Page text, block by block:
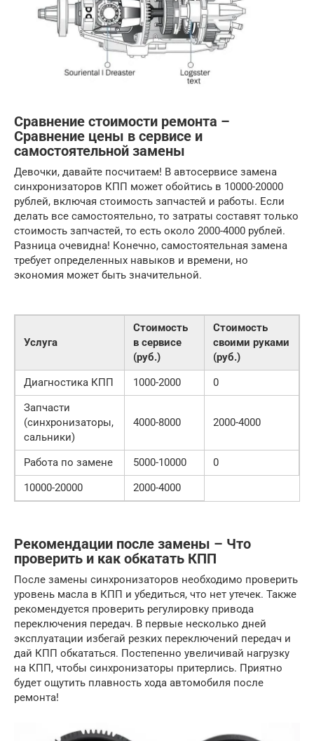
Сравнение стоимости ремонта –
Сравнение цены в сервисе и
самостоятельной замены
Девочки, давайте посчитаем! В автосервисе замена
синхронизаторов КПП может обойтись в 10000-20000
рублей, включая стоимость запчастей и работы. Если
делать все самостоятельно, то затраты составят только
стоимость запчастей, то есть около 2000-4000 рублей.
Разница очевидна! Конечно, самостоятельная замена
требует определенных навыков и времени, но
экономия может быть значительной.
Услуга
Стоимость
в сервисе
(руб.)
Стоимость
своими руками
(руб.)
Диагностика КПП
1000-2000
0
Запчасти
(синхронизаторы,
сальники)
4000-8000 2000-4000
Работа по замене 5000-10000
0
10000-20000
2000-4000
Рекомендации после замены – Что
проверить и как обкатать КПП
После замены синхронизаторов необходимо проверить
уровень масла в КПП и убедиться, что нет утечек. Также
рекомендуется проверить регулировку привода
переключения передач. В первые несколько дней
эксплуатации избегай резких переключений передач и
дай КПП обкататься. Постепенно увеличивай нагрузку
на КПП, чтобы синхронизаторы притерлись. Приятно
будет ощутить плавность хода автомобиля после
ремонта!